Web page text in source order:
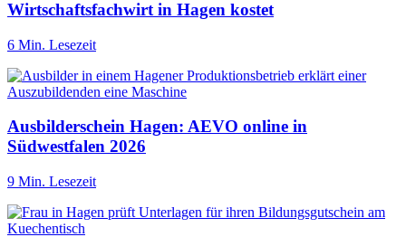
Wirtschaftsfachwirt in Hagen kostet
6 Min. Lesezeit
Ausbilderschein Hagen: AEVO online in
Südwestfalen 2026
9 Min. Lesezeit